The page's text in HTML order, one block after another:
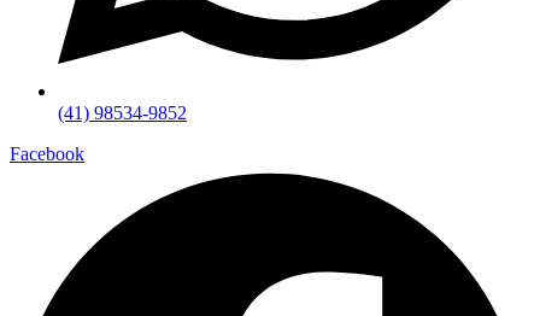
(41) 98534-9852
Facebook